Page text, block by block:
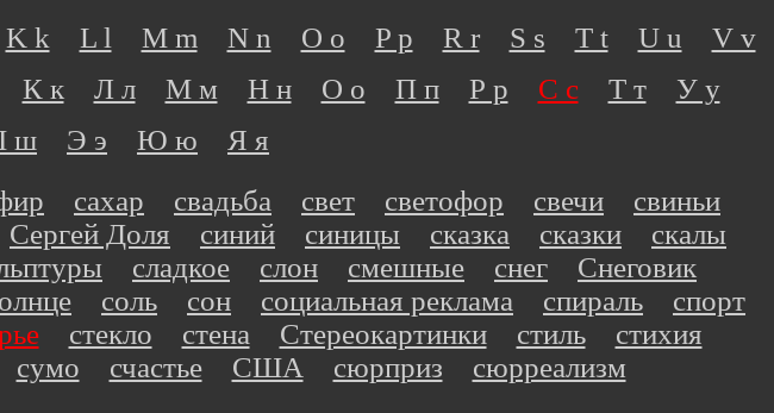
K k L l M m N n O o P p R r S s T t U u
V v
К к Л л М м Н н О о П п Р р С с Т т
У у
ш Э э Ю ю
Я я
сахар свадьба свет светофор свечи
свиньи
Сергей Доля синий синицы сказка сказки
скалы
сладкое слон смешные снег
Снеговик
соль сон социальная реклама спираль
спорт
стекло стена Стереокартинки стиль
стихия
сумо счастье США сюрприз сюрреализм